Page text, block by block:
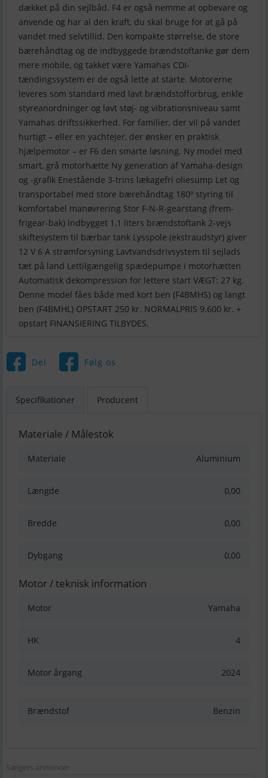
dækket på din sejlbåd. F4 er også nemme at opbevare og
anvende og har al den kraft, du skal bruge for at gå på
vandet med selvtillid. Den kompakte størrelse, de store
bærehåndtag og de indbyggede brændstoftanke gør dem
mere mobile, og takket være Yamahas CDI-
tændingssystem er de også lette at starte. Motorerne
leveres som standard med lavt brændstofforbrug, enkle
styreanordninger og lavt støj- og vibrationsniveau samt
Yamahas driftssikkerhed. For familier, der vil på vandet
hurtigt – eller en yachtejer, der ønsker en praktisk
hjælpemotor – er F6 den smarte løsning. Ny model med
smart, grå motorhætte Ny generation af Yamaha-design
og -grafik Enestående 3-trins lækagefri oliesump Let og
transportabel med store bærehåndtag 180º styring til
komfortabel manøvrering Stor F-N-R-gearstang (frem-
frigear-bak) Indbygget 1,1 liters brændstoftank 2-vejs
skiftesystem til bærbar tank Lysspole (ekstraudstyr) giver
12 V 6 A strømforsyning Lavtvandsdrivsystem til sejlads
tæt på land Lettilgængelig spædepumpe i motorhætten
Automatisk dekompression for lettere start VÆGT: 27 kg.
Denne model fåes både med kort ben (F4BMHS) og langt
ben (F4BMHL) OPSTART 250 kr. NORMALPRIS 9.600 kr. +
opstart FINANSIERING TILBYDES.
Del Følg os
Specifikationer Producent
Materiale / Målestok
Materiale Aluminium
Længde 0,00
Bredde 0,00
Dybgang 0,00
Motor / teknisk information
Motor Yamaha
HK 4
Motor årgang 2024
Brændstof Benzin
Sælgers annoncer